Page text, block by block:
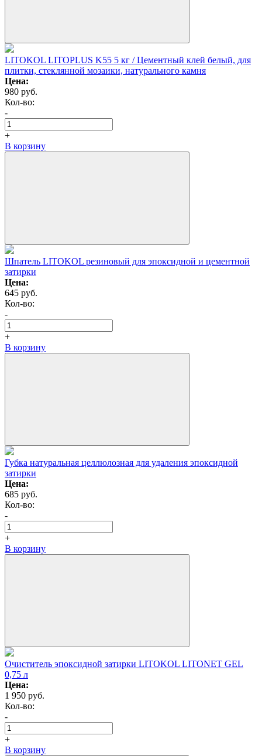
LITOKOL LITOPLUS K55 5 кг / Цементный клей белый, для
плитки, стеклянной мозаики, натурального камня
Цена:
980 руб.
Кол-вo:
-
+
В корзину
Шпатель LITOKOL резиновый для эпоксидной и цементной
затирки
Цена:
645 руб.
Кол-вo:
-
+
В корзину
Губка натуральная целлюлозная для удаления эпоксидной
затирки
Цена:
685 руб.
Кол-вo:
-
+
В корзину
Очиститель эпоксидной затирки LITOKOL LITONET GEL
0,75 л
Цена:
1 950 руб.
Кол-вo:
-
+
В корзину